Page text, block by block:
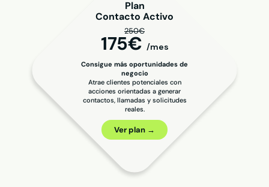
Plan
Contacto Activo
250€
175€ /mes
Consigue más oportunidades de
negocio
Atrae clientes potenciales con
acciones orientadas a generar
contactos, llamadas y solicitudes
reales.
Ver plan →